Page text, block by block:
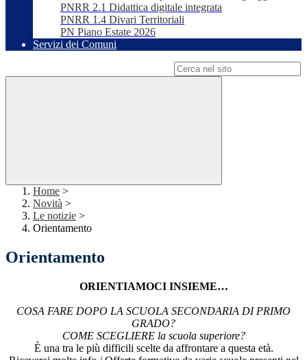
PNRR 2.1 Didattica digitale integrata
PNRR 1.4 Divari Territoriali
PN Piano Estate 2026
Servizi dei Comuni
Home >
Novità >
Le notizie >
Orientamento
Orientamento
ORIENTIAMOCI INSIEME…
COSA FARE DOPO LA SCUOLA SECONDARIA DI PRIMO
GRADO?
COME SCEGLIERE la scuola superiore?
È una tra le più difficili scelte da affrontare a questa età.